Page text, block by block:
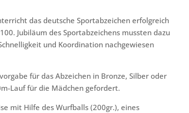
das deutsche Sportabzeichen erfolgreich
Jubiläum des Sportabzeichens mussten dazu
und Koordination nachgewiesen
für das Abzeichen in Bronze, Silber oder
Lauf für die Mädchen gefordert.
mit Hilfe des Wurfballs (200gr.), eines